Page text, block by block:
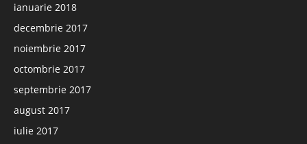
ianuarie 2018
decembrie 2017
noiembrie 2017
octombrie 2017
septembrie 2017
august 2017
iulie 2017